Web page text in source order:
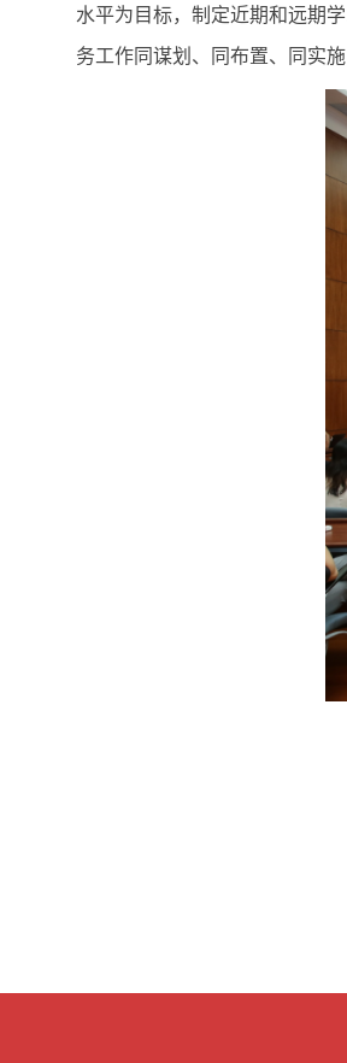
水平为目标，制定近期和远期
务工作同谋划、同布置、同实